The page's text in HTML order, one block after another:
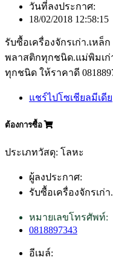
วันที่ลงประกาศ:
18/02/2018 12:58:15
รับซื้อเครื่องจักรเก่า.เหล็
พลาสติกทุกชนิด.แม่พิมเก่
ทุกชนิด ให้ราคาดี
แชร์ไปโซเชียลมีเดีย
ต้องการซื้อ
ประเภทวัสดุ: โลหะ
ผู้ลงประกาศ:
รับซื้อเครื่องจักรเก่
หมายเลขโทรศัพท์:
0818897343
อีเมล์: